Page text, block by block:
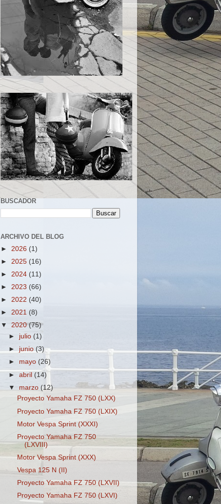
BUSCADOR
ARCHIVO DEL BLOG
► 2026 (1)
► 2025 (16)
► 2024 (11)
► 2023 (66)
► 2022 (40)
► 2021 (8)
▼ 2020(75)
► julio(1)
► junio(3)
► mayo (26)
►abril (14)
▼ marzo (12)
Proyecto Yamaha FZ 750 (LXX)
Proyecto Yamaha FZ 750 (LXIX)
Motor Vespa Sprint (XXXI)
Proyecto Yamaha FZ 750
(LXVIII)
Motor Vespa Sprint (XXX)
Vespa 125 N (II)
Proyecto Yamaha FZ 750 (LXVII)
Proyecto Yamaha FZ 750 (LXVI)